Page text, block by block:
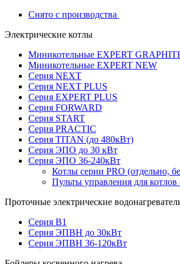
Снято с производства
Электрические котлы
Миникотельные EXPERT
Миникотельные EXPERT NEW
Серия NEXT
Серия NEXT PLUS
Серия EXPERT PLUS
Серия FORWARD
Серия START
Серия PRACTIC
Серия TITAN (до 480кВт)
Серия ЭПО до 30 кВт
Серия ЭПО 36-240кВт
Котлы серии PRO (отдельно,
Пульты управления для котлов
Проточные электрические
Серия В1
Серия ЭПВН до 30кВт
Серия ЭПВН 36-120кВт